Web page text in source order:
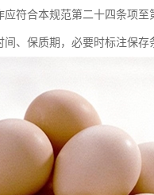
符合本规范第二十四条项
、保质期，必要时标注保存